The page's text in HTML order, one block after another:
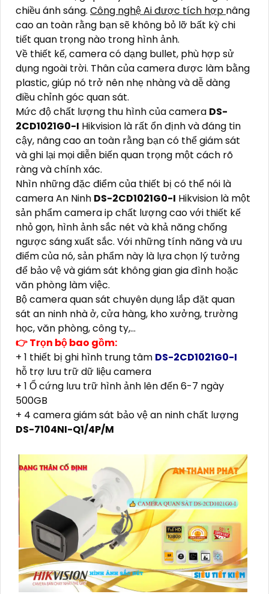
chiều ánh sáng. Công nghệ Ai được tích hợp nâng
cao an toàn rằng bạn sẽ không bỏ lỡ bất kỳ chi
tiết quan trọng nào trong hình ảnh.
Về thiết kế, camera có dạng bullet, phù hợp sử
dụng ngoài trời. Thân của camera được làm bằng
plastic, giúp nó trở nên nhẹ nhàng và dễ dàng
điều chỉnh góc quan sát.
Mức độ chất lượng thu hình của camera DS-
2CD1021G0-I Hikvision là rất ổn định và đáng tin
cậy, nâng cao an toàn rằng bạn có thể giám sát
và ghi lại mọi diễn biến quan trọng một cách rõ
ràng và chính xác.
Nhìn những đặc điểm của thiết bị có thể nói là
camera An Ninh DS-2CD1021G0-I Hikvision là một
sản phẩm camera ip chất lượng cao với thiết kế
nhỏ gọn, hình ảnh sắc nét và khả năng chống
ngược sáng xuất sắc. Với những tính năng và ưu
điểm của nó, sản phẩm này là lựa chọn lý tưởng
để bảo vệ và giám sát không gian gia đình hoặc
văn phòng làm việc.
Bộ camera quan sát chuyên dụng lắp đặt quan
sát an ninh nhà ở, cửa hàng, kho xưởng, trường
học, văn phòng, công ty,...
👉 Trọn bộ bao gồm:
+ 1 thiết bị ghi hình trung tâm DS-2CD1021G0-I
hỗ trợ lưu trữ dữ liệu camera
+ 1 Ổ cứng lưu trữ hình ảnh lên đến 6-7 ngày
500GB
+ 4 camera giám sát bảo vệ an ninh chất lượng
DS-7104NI-Q1/4P/M